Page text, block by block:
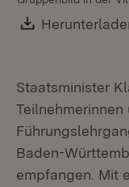
Download:
Staatsminister
Teilnehmerinnen
Baden-
empfangen. Mit